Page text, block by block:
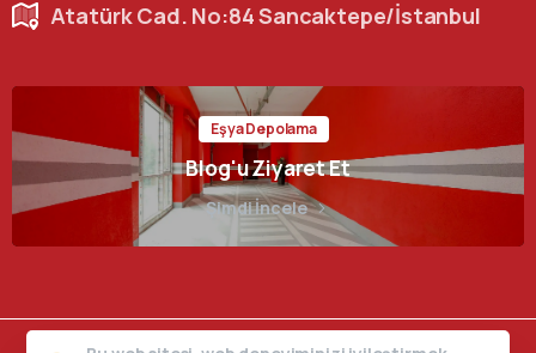
Atatürk Cad. No:84 Sancaktepe/İstanbul
Eşya Depolama
Blog'u Ziyaret Et
Şimdi İncele